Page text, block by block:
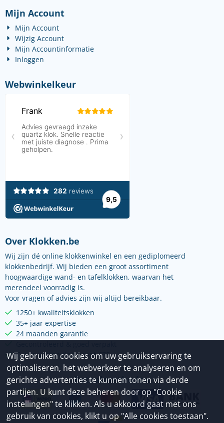
Mijn Account
Mijn Account
Wijzig Account
Mijn Accountinformatie
Inloggen
Webwinkelkeur
Over Klokken.be
Wij zijn dé online klokkenwinkel en een gediplomeerd
klokkenbedrijf. Wij bieden een groot assortiment
hoogwaardige wand- en tafelklokken, waarvan het
merendeel voorradig is.
Voor vragen of advies zijn wij altijd bereikbaar.
1250+ kwaliteitsklokken
35+ jaar expertise
24 maanden garantie
Gratis verzending vanaf €75
Betaalmethoden
Wij gebruiken cookies om uw gebruikservaring te
optimaliseren, het webverkeer te analyseren en om
gerichte advertenties te kunnen tonen via derde
partijen. U kunt deze beheren door op "Cookie
instellingen" te klikken. Als u akkoord gaat met ons
gebruik van cookies, klikt u op "Alle cookies toestaan".